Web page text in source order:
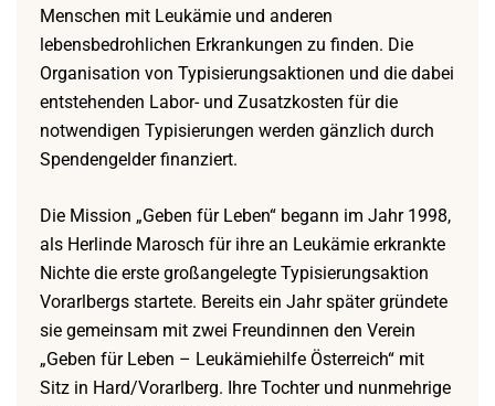
Menschen mit Leukämie und anderen
lebensbedrohlichen Erkrankungen zu finden. Die
Organisation von Typisierungsaktionen und die dabei
entstehenden Labor- und Zusatzkosten für die
notwendigen Typisierungen werden gänzlich durch
Spendengelder finanziert.
Die Mission „Geben für Leben“ begann im Jahr 1998,
als Herlinde Marosch für ihre an Leukämie erkrankte
Nichte die erste großangelegte Typisierungsaktion
Vorarlbergs startete. Bereits ein Jahr später gründete
sie gemeinsam mit zwei Freundinnen den Verein
„Geben für Leben – Leukämiehilfe Österreich“ mit
Sitz in Hard/Vorarlberg. Ihre Tochter und nunmehrige